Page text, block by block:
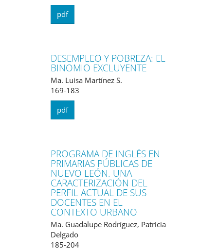
pdf
DESEMPLEO Y POBREZA: EL
BINOMIO EXCLUYENTE
Ma. Luisa Martínez S.
169-183
pdf
PROGRAMA DE INGLÉS EN
PRIMARIAS PÚBLICAS DE
NUEVO LEÓN. UNA
CARACTERIZACIÓN DEL
PERFIL ACTUAL DE SUS
DOCENTES EN EL
CONTEXTO URBANO
Ma. Guadalupe Rodríguez, Patricia
Delgado
185-204